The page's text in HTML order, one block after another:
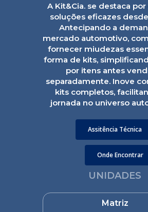
A Kit&Cia. se destaca
soluções eficazes
Antecipando a
mercado automotivo,
fornecer miudezas
forma de kits,
por itens antes
separadamente. Inove
kits completos,
jornada no universo
Assitência Técnica
Onde Encontrar
UNIDADES
Matriz